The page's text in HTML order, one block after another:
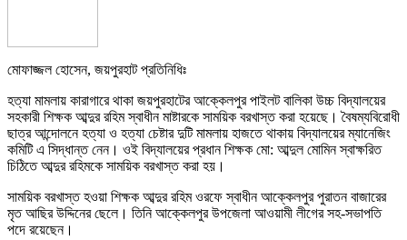
মোফাজ্জল হোসেন, জয়পুরহাট প্রতিনিধিঃ
হত্যা মামলায় কারাগারে থাকা জয়পুরহাটের আক্কেলপুর পাইলট বালিকা উচ্চ বিদ্যালয়ের
সহকারী শিক্ষক আব্দুর রহিম স্বাধীন মাষ্টারকে সাময়িক বরখাস্ত করা হয়েছে। বৈষম্যবিরোধী
ছাত্র আন্দোলনে হত্যা ও হত্যা চেষ্টার দুটি মামলায় হাজতে থাকায় বিদ্যালয়ের ম্যানেজিং
কমিটি এ সিদ্ধান্ত নেন। ওই বিদ্যালয়ের প্রধান শিক্ষক মো: আব্দুল মোমিন স্বাক্ষরিত
চিঠিতে আব্দুর রহিমকে সাময়িক বরখাস্ত করা হয়।
সাময়িক বরখাস্ত হওয়া শিক্ষক আব্দুর রহিম ওরফে স্বাধীন আক্কেলপুর পুরাতন বাজারের
মৃত আছির উদ্দিনের ছেলে। তিনি আক্কেলপুর উপজেলা আওয়ামী লীগের সহ-সভাপতি
পদে রয়েছেন।